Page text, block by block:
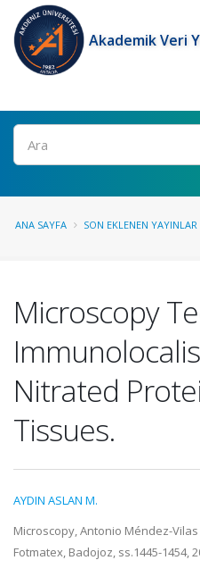
Akademik Veri
Ara
ANA SAYFA SON EKLENEN YAYINLAR
Microscopy
Nitrated
Tissues.
AYDIN ASLAN M.
Microscopy, Antonio Méndez-
Fotmatex, Badojoz, ss.1445-1454,